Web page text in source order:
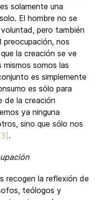
solamente una
El hombre no se
pero también
preocupación, nos
la creación se ve
somos las
es simplemente
es sólo para
de la creación
ya ninguna
sino que sólo nos
.
recogen la reflexión de
teólogos y